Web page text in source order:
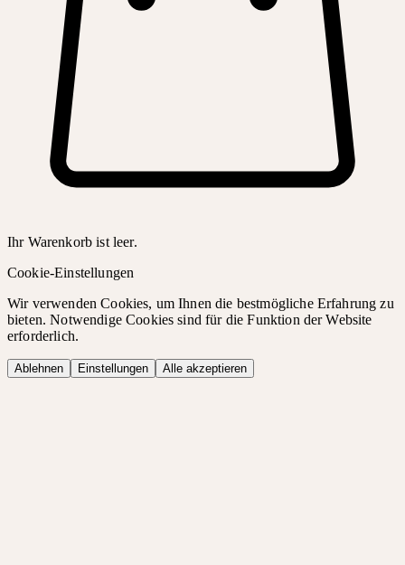
Ihr Warenkorb ist leer.
Cookie-Einstellungen
Wir verwenden Cookies, um Ihnen die bestmögliche Erfahrung zu
bieten. Notwendige Cookies sind für die Funktion der Website
erforderlich.
Ablehnen Einstellungen Alle akzeptieren